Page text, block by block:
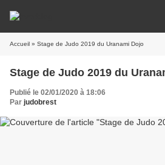
Accueil » Stage de Judo 2019 du Uranami Dojo
Stage de Judo 2019 du
Publié le 02/01/2020 à 18:06
Par judobrest